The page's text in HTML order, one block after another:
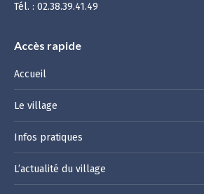
Tél. : 02.38.39.41.49
Accès rapide
Accueil
Le village
Infos pratiques
L’actualité du village